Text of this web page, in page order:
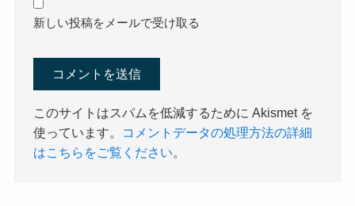
新しい投稿をメールで受け取る
このサイトはスパムを低減するために Akismet を
使っています。
コメントデータの処理方法の詳細
はこちらをご覧ください。